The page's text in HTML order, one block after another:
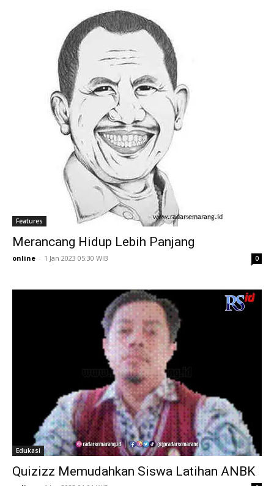
Features
Merancang Hidup Lebih Panjang
online - 1 Jan 2023 05:30 WIB 0
Edukasi
Quizizz Memudahkan Siswa Latihan ANBK